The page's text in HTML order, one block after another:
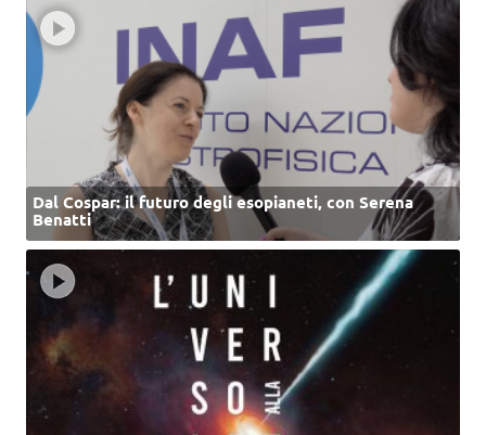
Dal Cospar: il futuro degli esopianeti, con Serena
Benatti